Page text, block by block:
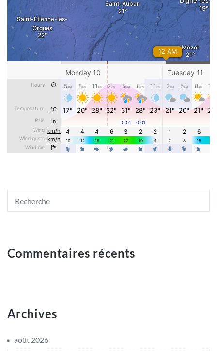
Commentaires récents
Archives
août 2026